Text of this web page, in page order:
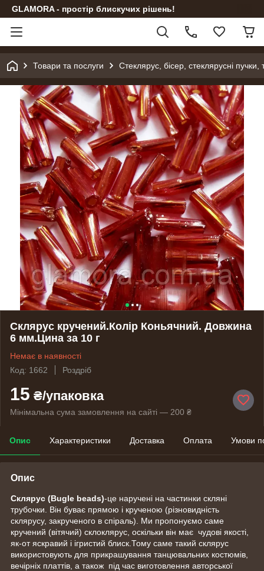
GLAMORA - простір блискучих рішень!
Товари та послуги Стеклярус, бісер, стеклярусні пучки,
Склярус кручений.Колір Коньячний. Довжина
6 мм.Цина за 10 г
Немає в наявності
Код: 1662
Роздріб
15 ₴/упаковка
Мінімальна сума замовлення на сайті — 200 ₴
Опис Характеристики Доставка Оплата Умови
Опис
Склярус (Bugle beads)-це наручені на частинки скляні
трубочки. Він буває прямою і крученою (різновидність
склярусу, закрученого в спіраль). Ми пропонуємо саме
кручений (вітячий) склоклярус, оскільки він має чудові якості,
як-от яскравий і ігристий блиск.Тому саме такий склярус
використовують для прикрашування танцювальних костюмів,
вечірніх платтів, а також під час виготовлення авторської